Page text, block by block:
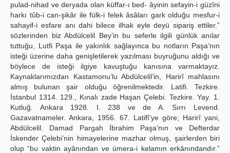
pulad-nihad ve deryada olan küffar-ı bed- âyinin sefayin-i güzîni
harkı tûb-i can-şikâr ile fülk-i felek âsâları gark olduğu mesfur-i
sahayif-i esfare anı dahi bilece ilhak eyle deyü sipariş ettiler.”
sözlerinden biz Abdülcelil Bey’in bu seferle ilgili günlük anılar
tuttuğu, Lutfi Paşa ile yakınlık sağlayınca bu notların Paşa’nın
isteği üzerine daha genişletilerek yazılması buyruğunu aldığı ve
böylece de isteği ilgiye kavuştuğu kanısına varmaktayız.
Kaynaklarımızdan Kastamonu’lu Abdülcelil’in, Harirî mahlasını
almış bulunan şair olduğu öğrenilmektedir. Latifi. Tezkire.
İstanbul 1314. 129., Kınalı zade Haşan Çelebi. Tezkire. Yay. 1.
Kutluğ. Ankara 1928. I. 238 ve de A. Sırrı Levend.
Gazavatnameler. Ankara, 1956. 67. Latifî’ye göre; Harirî yani,
Abdülcelil. Damad Pargah İbrahim Paşa’nın ve Defterdar
İskender Çelebi’nin himayelerine mazhar olmuş, şairlerden biri
olup “bu vaktin ayânından ve ümera-i kelamın erkânındandır.”